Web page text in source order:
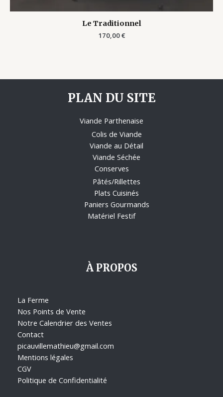
Le Traditionnel
170,00€
PLAN DU SITE
Viande Parthenaise
Colis de Viande
Viande au Détail
Viande Séchée
Conserves
Pâtés/Rillettes
Plats Cuisinés
Paniers Gourmands
Matériel Festif
À PROPOS
La Ferme
Nos Points de Vente
Notre Calendrier des Ventes
Contact
picauvillemathieu@gmail.com
Mentions légales
CGV
Politique de Confidentialité